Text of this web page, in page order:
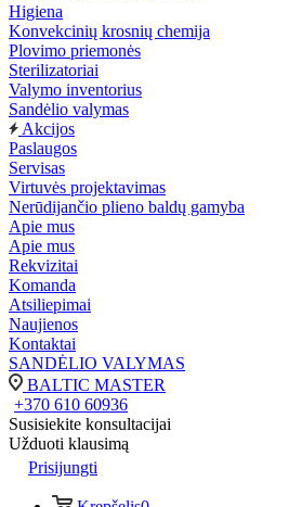
Higiena
Konvekcinių krosnių chemija
Plovimo priemonės
Sterilizatoriai
Valymo inventorius
Sandėlio valymas
Akcijos
Paslaugos
Servisas
Virtuvės projektavimas
Nerūdijančio plieno baldų gamyba
Apie mus
Apie mus
Rekvizitai
Komanda
Atsiliepimai
Naujienos
Kontaktai
SANDĖLIO VALYMAS
BALTIC MASTER
+370 610 60936
Susisiekite konsultacijai
Užduoti klausimą
Prisijungti